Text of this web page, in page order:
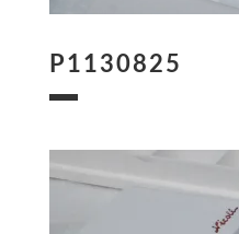
P1130825